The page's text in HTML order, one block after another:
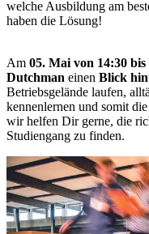
welche Ausbildung am
haben die Lösung!
Am 05. Mai von 14:30
Dutchman einen Blick
Betriebsgelände laufen,
kennenlernen und somit
wir helfen Dir gerne, die
Studiengang zu finden.